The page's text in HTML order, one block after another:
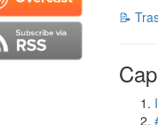
📝